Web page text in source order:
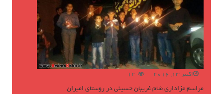
اکتبر 13, 2016 12
مراسم عزاداری شام غریبان حسینی در روستای امیران